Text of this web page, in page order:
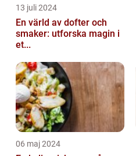
13 juli 2024
En värld av dofter och
smaker: utforska magin i
et...
06 maj 2024